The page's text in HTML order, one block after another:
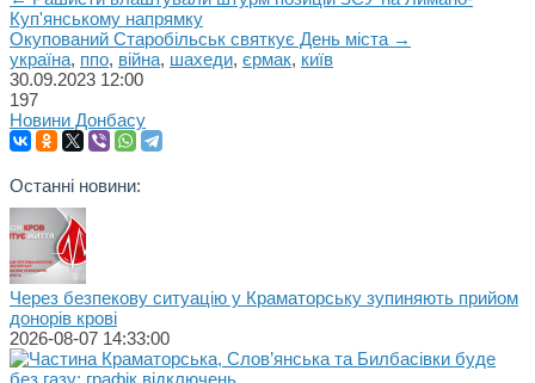
Куп'янському напрямку
Окупований Старобільськ святкує День міста →
україна, ппо, війна, шахеди, єрмак, київ
30.09.2023 12:00
197
Новини Донбасу
Останні новини:
Через безпекову ситуацію у Краматорську зупиняють прийом
донорів крові
2026-08-07 14:33:00